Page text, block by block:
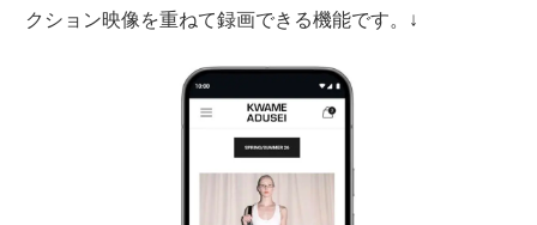
クション映像を重ねて録画できる機能です。↓